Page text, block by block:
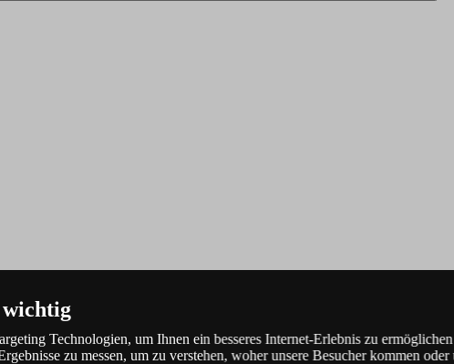
Technologien, um Ihnen ein besseres Internet-Erlebnis zu
zu messen, um zu verstehen, woher unsere Besucher kommen